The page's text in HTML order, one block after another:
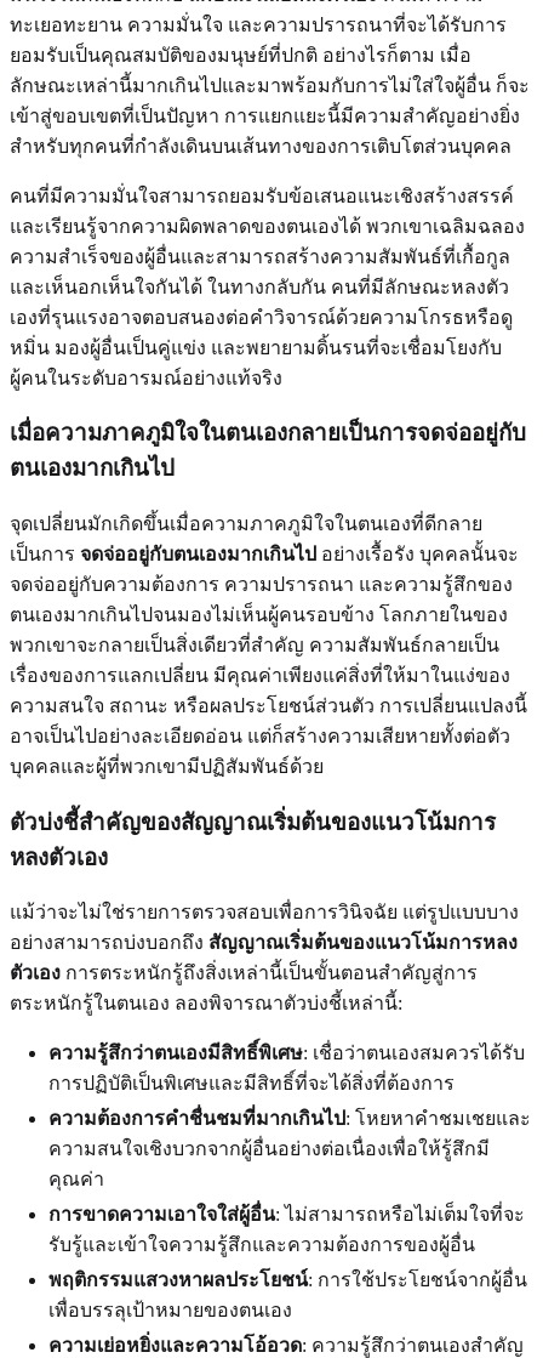
ทะเยอทะยาน ความมั่นใจ และความปรารถนาที่จะได้รับการ
ยอมรับเป็นคุณสมบัติของมนุษย์ที่ปกติ อย่างไรก็ตาม เมื่อ
ลักษณะเหล่านี้มากเกินไปและมาพร้อมกับการไม่ใส่ใจผู้อื่น ก็จะ
เข้าสู่ขอบเขตที่เป็นปัญหา การแยกแยะนี้มีความสำคัญอย่างยิ่ง
สำหรับทุกคนที่กำลังเดินบนเส้นทางของการเติบโตส่วนบุคคล
คนที่มีความมั่นใจสามารถยอมรับข้อเสนอแนะเชิงสร้างสรรค์
และเรียนรู้จากความผิดพลาดของตนเองได้ พวกเขาเฉลิมฉลอง
ความสำเร็จของผู้อื่นและสามารถสร้างความสัมพันธ์ที่เกื้อกูล
และเห็นอกเห็นใจกันได้ ในทางกลับกัน คนที่มีลักษณะหลงตัว
เองที่รุนแรงอาจตอบสนองต่อคำวิจารณ์ด้วยความโกรธหรือดู
หมิ่น มองผู้อื่นเป็นคู่แข่ง และพยายามดิ้นรนที่จะเชื่อมโยงกับ
ผู้คนในระดับอารมณ์อย่างแท้จริง
เมื่อความภาคภูมิใจในตนเองกลายเป็นการจดจ่ออยู่กับ
ตนเองมากเกินไป
จุดเปลี่ยนมักเกิดขึ้นเมื่อความภาคภูมิใจในตนเองที่ดีกลาย
เป็นการ จดจ่ออยู่กับตนเองมากเกินไป อย่างเรื้อรัง บุคคลนั้นจะ
จดจ่ออยู่กับความต้องการ ความปรารถนา และความรู้สึกของ
ตนเองมากเกินไปจนมองไม่เห็นผู้คนรอบข้าง โลกภายในของ
พวกเขาจะกลายเป็นสิ่งเดียวที่สำคัญ ความสัมพันธ์กลายเป็น
เรื่องของการแลกเปลี่ยน มีคุณค่าเพียงแค่สิ่งที่ให้มาในแง่ของ
ความสนใจ สถานะ หรือผลประโยชน์ส่วนตัว การเปลี่ยนแปลงนี้
อาจเป็นไปอย่างละเอียดอ่อน แต่ก็สร้างความเสียหายทั้งต่อตัว
บุคคลและผู้ที่พวกเขามีปฏิสัมพันธ์ด้วย
ตัวบ่งชี้สำคัญของสัญญาณเริ่มต้นของแนวโน้มการ
หลงตัวเอง
แม้ว่าจะไม่ใช่รายการตรวจสอบเพื่อการวินิจฉัย แต่รูปแบบบาง
อย่างสามารถบ่งบอกถึง สัญญาณเริ่มต้นของแนวโน้มการหลง
ตัวเอง การตระหนักรู้ถึงสิ่งเหล่านี้เป็นขั้นตอนสำคัญสู่การ
ตระหนักรู้ในตนเอง ลองพิจารณาตัวบ่งชี้เหล่านี้:
ความรู้สึกว่าตนเองมีสิทธิ์พิเศษ: เชื่อว่าตนเองสมควรได้รับ
การปฏิบัติเป็นพิเศษและมีสิทธิ์ที่จะได้สิ่งที่ต้องการ
ความต้องการคำชื่นชมที่มากเกินไป: โหยหาคำชมเชยและ
ความสนใจเชิงบวกจากผู้อื่นอย่างต่อเนื่องเพื่อให้รู้สึกมี
คุณค่า
การขาดความเอาใจใส่ผู้อื่น: ไม่สามารถหรือไม่เต็มใจที่จะ
รับรู้และเข้าใจความรู้สึกและความต้องการของผู้อื่น
พฤติกรรมแสวงหาผลประโยชน์: การใช้ประโยชน์จากผู้อื่น
เพื่อบรรลุเป้าหมายของตนเอง
ความเย่อหยิ่งและความโอ้อวด: ความรู้สึกว่าตนเองสำคัญ